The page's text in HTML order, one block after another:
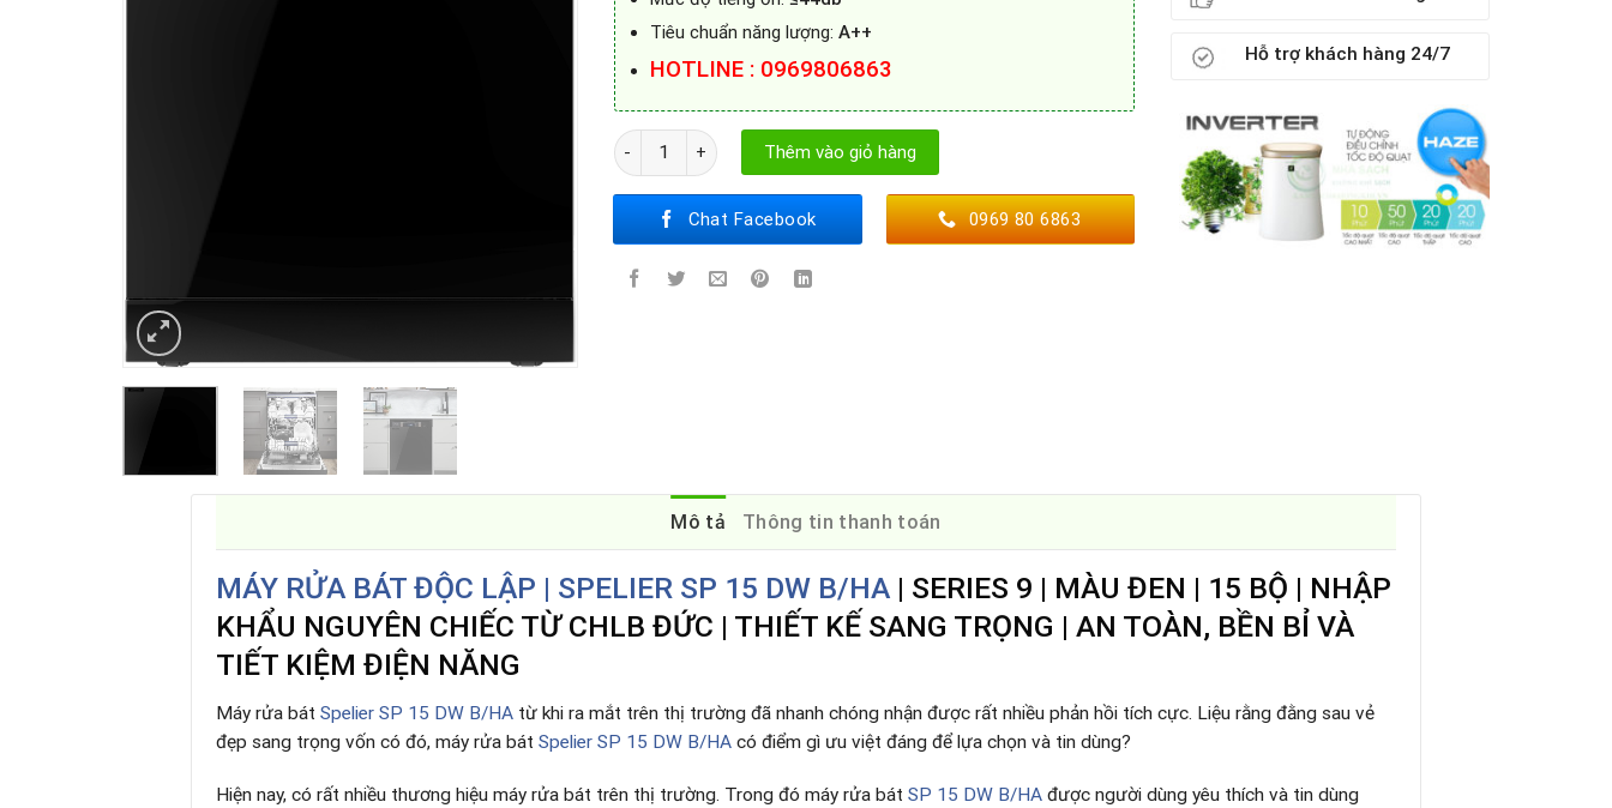
Tiêu chuẩn năng lượng: A++
HOTLINE : 0969806863
MÁY RỬA BÁT SPELIER SP 15 DW B/HA số lượng
Thêm vào giỏ hàng
Chat Facebook 0969 80 6863
Hỗ trợ khách hàng 24/7
Mô tả Thông tin thanh toán
MÁY RỬA BÁT ĐỘC LẬP | SPELIER SP 15 DW B/HA | SERIES 9 | MÀU ĐEN | 15 BỘ | NHẬP
KHẨU NGUYÊN CHIẾC TỪ CHLB ĐỨC | THIẾT KẾ SANG TRỌNG | AN TOÀN, BỀN BỈ VÀ
TIẾT KIỆM ĐIỆN NĂNG
Máy rửa bát Spelier SP 15 DW B/HA từ khi ra mắt trên thị trường đã nhanh chóng nhận được rất nhiều phản hồi tích cực. Liệu rằng đằng sau vẻ
đẹp sang trọng vốn có đó, máy rửa bát Spelier SP 15 DW B/HA có điểm gì ưu việt đáng để lựa chọn và tin dùng?
Hiện nay, có rất nhiều thương hiệu máy rửa bát trên thị trường. Trong đó máy rửa bát SP 15 DW B/HA được người dùng yêu thích và tin dùng